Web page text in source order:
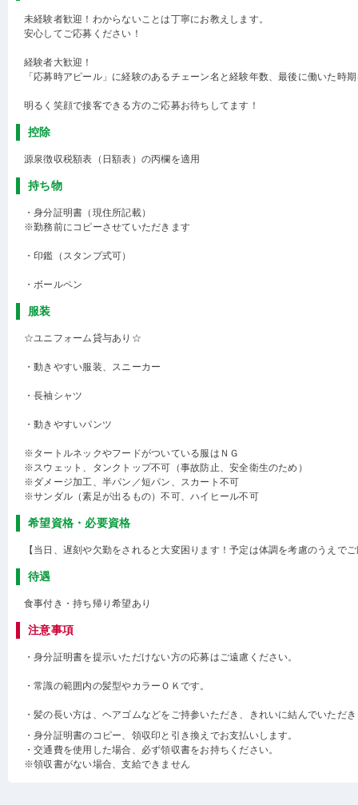
未経験者歓迎！わからないことは丁寧にお教えします。
安心してご応募ください！
経験者大歓迎！
「応募時アピール」に経験のあるチェーン名と経験年数、最後に働いた時
明るく笑顔で接客できる方のご応募お待ちしてます！
控除
源泉徴収税額表（日額表）の丙欄を適用
持ち物
・身分証明書（現住所記載）
※勤務前にコピーさせていただきます
・印鑑（スタンプ式可）
・ボールペン
服装
☆ユニフォーム貸与あり☆
・動きやすい服装、スニーカー
・長袖シャツ
・動きやすいパンツ
※タートルネックやフードがついている服はＮＧ
※スウェット、タンクトップ不可（事故防止、安全衛生のため）
※ダメージ加工、半パン／短パン、スカート不可
※サンダル（素足が出るもの）不可、ハイヒール不可
希望資格・必要資格
【当日、遅刻や欠勤をされると大変困ります！予定は体調を考慮のうえで
待遇
食事付き・持ち帰り希望あり
注意事項
・身分証明書を提示いただけない方の応募はご遠慮ください。
・常識の範囲内の髪型やカラーＯＫです。
・髪の長い方は、ヘアゴムなどをご持参いただき、きれいに結んでいただ
・身分証明書のコピー、領収印と引き換えでお支払いします。
・交通費を使用した場合、必ず領収書をお持ちください。
※領収書がない場合、支給できません